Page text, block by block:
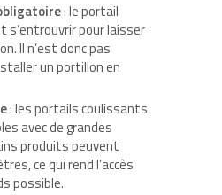
: le portail
s’entrouvrir pour laisser
Il n’est donc pas
un portillon en
: les portails coulissants
avec de grandes
produits peuvent
ce qui rend l’accès
possible.